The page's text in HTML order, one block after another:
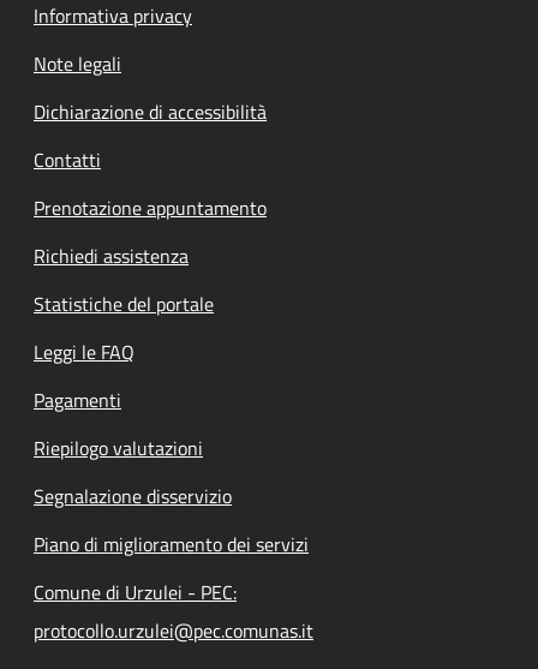
Informativa privacy
Note legali
Dichiarazione di accessibilità
Contatti
Prenotazione appuntamento
Richiedi assistenza
Statistiche del portale
Leggi le FAQ
Pagamenti
Riepilogo valutazioni
Segnalazione disservizio
Piano di miglioramento dei servizi
Comune di Urzulei - PEC:
protocollo.urzulei@pec.comunas.it